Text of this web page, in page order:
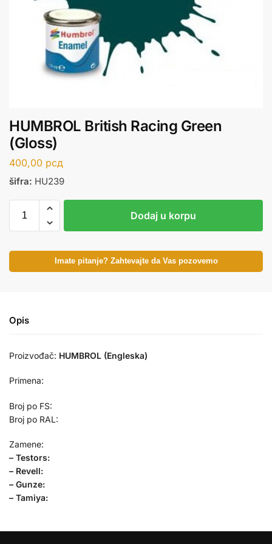
HUMBROL British Racing Green
(Gloss)
400,00 рсд
šifra: HU239
Dodaj u korpu
Imate pitanje? Zahtevajte da Vas pozovemo
Opis
Proizvođač: HUMBROL (Engleska)
Primena:
Broj po FS:
Broj po RAL:
Zamene:
– Testors:
– Revell:
– Gunze:
– Tamiya: